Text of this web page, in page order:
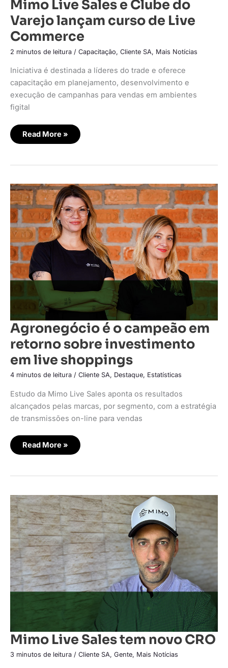
Mimo Live Sales e Clube do
Varejo lançam curso de Live
Commerce
2 minutos de leitura / Capacitação, Cliente SA, Mais Notícias
Iniciativa é destinada a líderes do trade e oferece
capacitação em planejamento, desenvolvimento e
execução de campanhas para vendas em ambientes
figital
Read More »
Agronegócio é o campeão em
retorno sobre investimento
em live shoppings
4 minutos de leitura / Cliente SA, Destaque, Estatísticas
Estudo da Mimo Live Sales aponta os resultados
alcançados pelas marcas, por segmento, com a estratégia
de transmissões on-line para vendas
Agronegócio
é
o
campeão
em
retorno
sobre
investimento
em
live
shoppings
Read More »
Mimo Live Sales tem novo CRO
3 minutos de leitura / Cliente SA, Gente, Mais Notícias
Mimo
Live
Sales
tem
novo
CRO